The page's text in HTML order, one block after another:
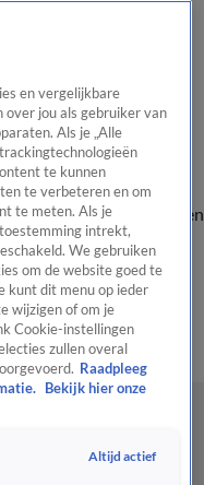
Onze gezichten
In de
Kijkersvraag insturen
ShopUitzending
en vergelijkbare
jou als gebruiker van
Als je „Alle
te kunnen
te verbeteren en om
te meten. Als je
intrekt,
We gebruiken
om de website goed te
kunt dit menu op ieder
wijzigen of om je
Cookie-instellingen
zullen overal
Raadpleeg
Bekijk hier onze
Altijd actief